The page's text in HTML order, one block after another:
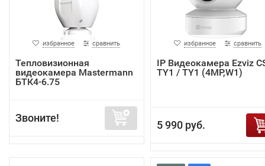
избранное сравнить
Тепловизионная
видеокамера Mastermann
БТК4-6.75
Звоните!
избранное сравнить
IP Видеокамера Ezviz
TY1 / TY1 (4MP,W1)
5 990 руб.